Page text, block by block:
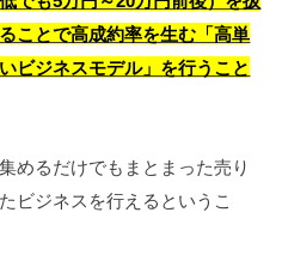
ことで高成約率を生む「高単
ビジネスモデル」を行うこと
めるだけでもまとまった売り
ビジネスを行えるというこ